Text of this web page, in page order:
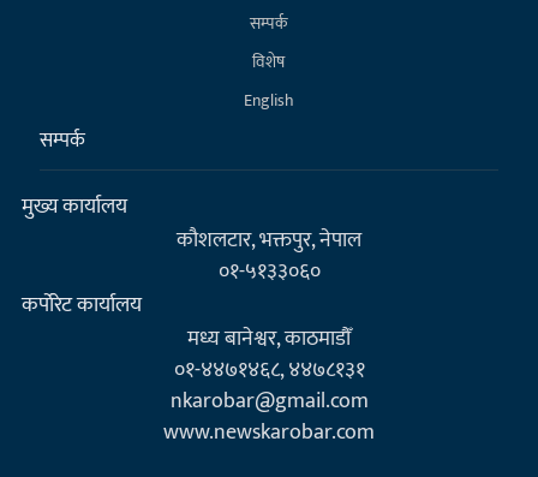
सम्पर्क
विशेष
English
सम्पर्क
मुख्य कार्यालय
कौशलटार, भक्तपुर, नेपाल
०१-५१३३०६०
कर्पाेरेट कार्यालय
मध्य बानेश्वर, काठमाडौँ
०१-४४७१४६८, ४४७८१३१
nkarobar@gmail.com
www.newskarobar.com